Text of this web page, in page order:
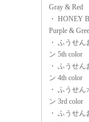
Gray & Red
・ HONEY
Purple &
・ ふうせん
ン 5th color
・ ふうせん
ン 4th color
・ ふうせん
ン 3rd color
・ ふうせん